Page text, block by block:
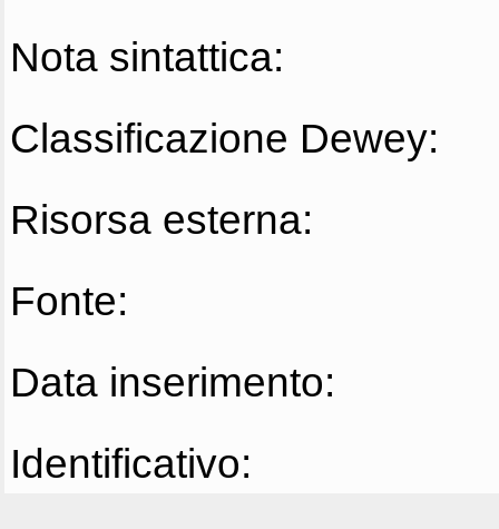
Nota sintattica:
Classificazione Dewey:
Risorsa esterna:
Fonte:
Data inserimento:
Identificativo: